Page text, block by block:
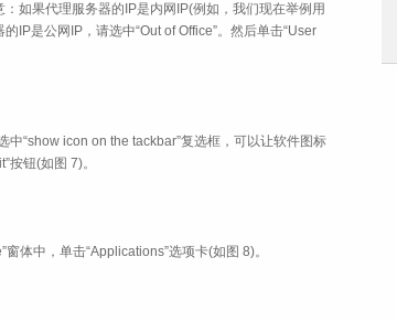
如果代理服务器的IP是内网IP(例如，我们现在举例用
IP是公网IP，请选中“Out of Office”。然后单击“User
“show icon on the tackbar”复选框，可以让软件图标
按钮(如图 7)。
体中，单击“Applications”选项卡(如图 8)。